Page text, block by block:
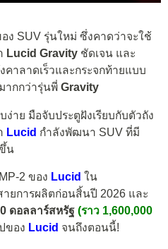
ง SUV รุ่นใหม่ ซึ่งคาดว่าจะใช้
Lucid Gravity ชัดเจน และ
าลาดเร็วและกระจกท้ายแบบ
มากกว่ารุ่นพี่ Gravity
าย มือจับประตูฝังเรียบกับตัวถัง
Lucid กำลังพัฒนา SUV ที่มี
น
2 ของ Lucid ใน
ายการผลิตก่อนสิ้นปี 2026 และ
ดอลลาร์สหรัฐ (ราว 1,600,000
ของ Lucid จนถึงตอนนี้!